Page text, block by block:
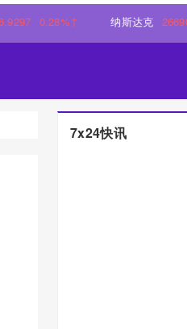
0.28%↑ 纳斯达克 26690.6150
7x24快讯